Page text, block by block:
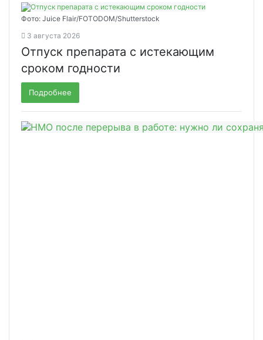
Фото: Juice Flair/FOTODOM/Shutterstoсk
3 августа 2026
Отпуск препарата с истекающим
сроком годности
Подробнее